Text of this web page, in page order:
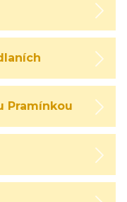
Pramínkou